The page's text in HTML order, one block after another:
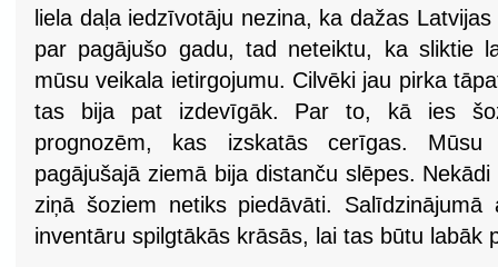
liela daļa iedzīvotāju nezina, ka dažas
par pagājušo gadu, tad neteiktu, ka sliktie
mūsu veikala ietirgojumu. Cilvēki jau pirka
tas bija pat izdevīgāk. Par to, kā ies
prognozēm, kas izskatās cerīgas. Mūsu
pagājušajā ziemā bija distanču slēpes.
ziņā šoziem netiks piedāvāti.
inventāru spilgtākās krāsās, lai tas būtu labāk